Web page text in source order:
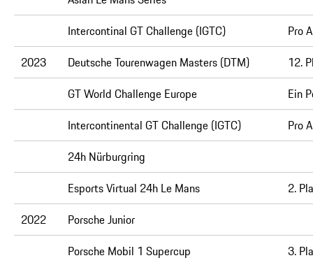
Intercontinal GT Challenge (IGTC)
Pro
2023
Deutsche Tourenwagen Masters (DTM)
12.
GT World Challenge Europe
Ein
Intercontinental GT Challenge (IGTC)
Pro
24h Nürburgring
Esports Virtual 24h Le Mans
2.
2022
Porsche Junior
Porsche Mobil 1 Supercup
3.